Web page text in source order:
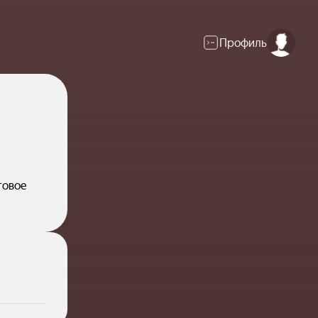
Профиль